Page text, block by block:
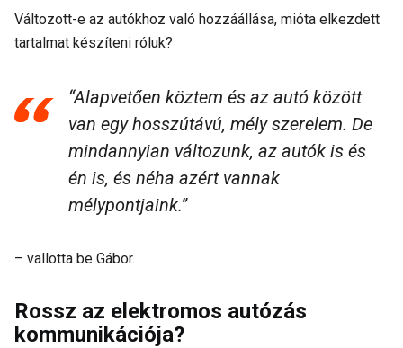
Változott-e az autókhoz való hozzáállása, mióta elkezdett
tartalmat készíteni róluk?
“Alapvetően köztem és az autó között
van egy hosszútávú, mély szerelem. De
mindannyian változunk, az autók is és
én is, és néha azért vannak
mélypontjaink.”
– vallotta be Gábor.
Rossz az elektromos autózás
kommunikációja?